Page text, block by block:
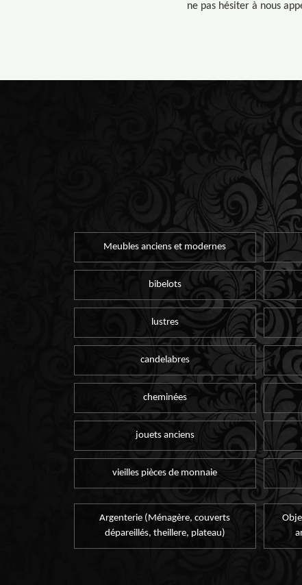
ne pas hésiter à nous
Meubles anciens et modernes
bibelots
lustres
candelabres
cheminées
jouets anciens
vieilles pièces de monnaie
Argenterie (Ménagère, couverts
dépareillés, theillere, plateau)